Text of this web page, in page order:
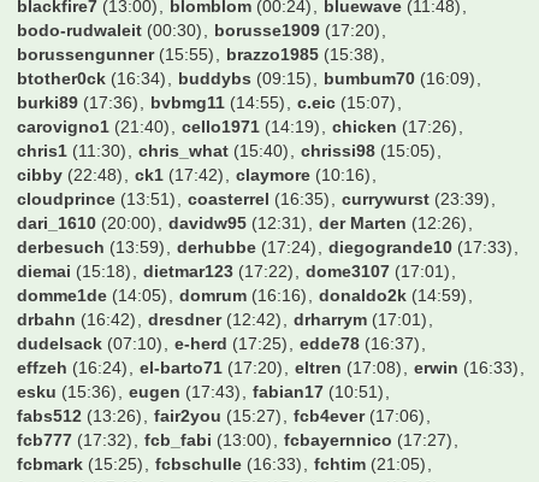
Tom25(15:12) ToniKroos(02:38) Toredo(12:02)
Tormann89(12:35) Travelinho(15:29) Tyler Durden
UdoKannJudo(15:26) Unikat(14:29) Valderama
Vantheman (17:41) Varela(13:16) VfB-Tom(17:25)
Vollgas94(17:45) W0ll3(13:06) WalterFrosch(17:23)
Wasserfreddy(11:56) Webmatty(07:57) Wedau(10:07)
Weltmeister2014(17:30) Wendell(10:52) WerderYoda
Werderstrand (08:36) Wiedervorlagedatum(20:52)
Winfried(17:12) Wingman(11:54) Wolfman27(06:07)
Wombel31(15:12) Wretched(17:25) XYZ999(16:23)
Zaze(18:57) Zeimen(15:02) Zeroberto(17:19)
Zeuge_Yeboahs(17:19) Zirni(19:35) Zitronen(11:28)
Zoexdzn(21:45) Zottel(17:44) Zumsel(17:14)
achimkal(22:33) albirinho89(09:57) alexo (20:37)
alfonso123(16:56) allgoier(17:32) alohahe(17:20)
alonso-mosley (11:39) amoroso1001(17:08)
arnibanani(14:42) arno73(07:00) aronymus(15:54)
asgezi(14:59) axwell(16:55) bahrlotelli93 (21:24)
bamberger11(17:28) baracuda(14:39) bartman99999
bashman(16:57) bayern süden(17:12) bayern2001